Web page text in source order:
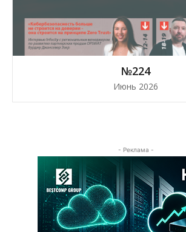
№224
Июнь 2026
- Реклама -